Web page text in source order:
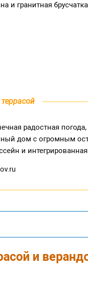
и гранитная
радостная погода,
дом с огромным
и
и